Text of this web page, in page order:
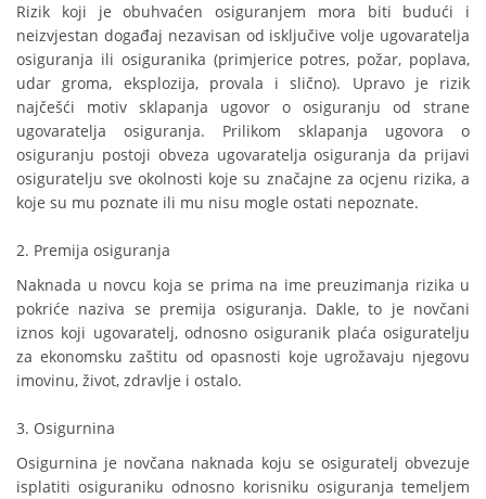
Rizik koji je obuhvaćen osiguranjem mora biti budući i
neizvjestan događaj nezavisan od isključive volje ugovaratelja
osiguranja ili osiguranika (primjerice potres, požar, poplava,
udar groma, eksplozija, provala i slično). Upravo je rizik
najčešći motiv sklapanja ugovor o osiguranju od strane
ugovaratelja osiguranja. Prilikom sklapanja ugovora o
osiguranju postoji obveza ugovaratelja osiguranja da prijavi
osiguratelju sve okolnosti koje su značajne za ocjenu rizika, a
koje su mu poznate ili mu nisu mogle ostati nepoznate.
2. Premija osiguranja
Naknada u novcu koja se prima na ime preuzimanja rizika u
pokriće naziva se premija osiguranja. Dakle, to je novčani
iznos koji ugovaratelj, odnosno osiguranik plaća osiguratelju
za ekonomsku zaštitu od opasnosti koje ugrožavaju njegovu
imovinu, život, zdravlje i ostalo.
3. Osigurnina
Osigurnina je novčana naknada koju se osiguratelj obvezuje
isplatiti osiguraniku odnosno korisniku osiguranja temeljem